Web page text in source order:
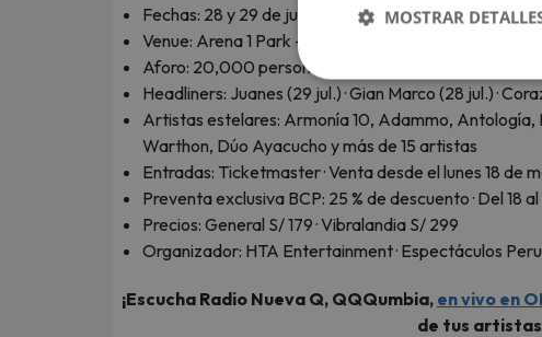
Fechas: 28 y 29 de julio de 2026
Venue: Arena 1 Park — Costa Verde, San Miguel, Lima
Aforo: 20,000 personas por día / 40,000 en total
Headliners: Juanes (29 jul.) · Gian Marco (28 jul.) ·
Artistas estelares: Armonía 10, Adammo, Antología,
Warthon, Dúo Ayacucho y más de 15 artistas
Entradas: Ticketmaster · Venta desde el lunes 18 de
Preventa exclusiva BCP: 25 % de descuento · Del 18
Precios: General S/ 179 · Vibralandia S/ 299
Organizador: HTA Entertainment · Espectáculos
¡Escucha Radio Nueva Q, QQQumbia, en vivo en
de tus
MOSTRAR